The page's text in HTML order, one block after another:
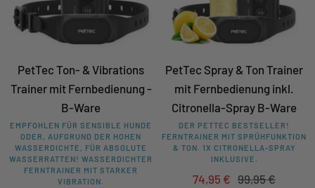
PetTec Ton- & Vibrations
Trainer mit Fernbedienung -
B-Ware
EMPFOHLEN FÜR SENSIBLE HUNDE
ODER, AUFGRUND DER HOHEN
WASSERDICHTE, FÜR ABSOLUTE
WASSERRATTEN! WASSERDICHTER
FERNTRAINER MIT STARKER
VIBRATION.
PetTec Spray & Ton Trainer
mit Fernbedienung inkl.
Citronella-Spray B-Ware
DER PETTEC BESTSELLER!
FERNTRAINER MIT SPRÜHFUNKTION
& TON. 1X CITRONELLA-SPRAY
INKLUSIVE.
Angebotspreis
74,95 € Regulärer
99,95 €